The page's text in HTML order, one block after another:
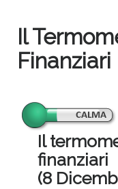
Il
Finanziari
Il
finanziari
(8